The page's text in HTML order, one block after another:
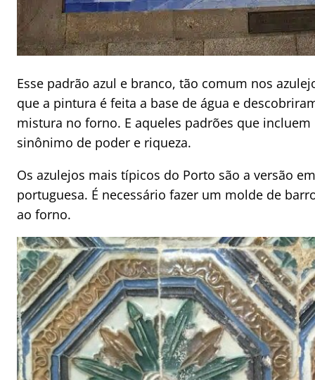
Esse padrão azul e branco, tão comum nos
que a pintura é feita a base de água e
mistura no forno. E aqueles padrões que
sinônimo de poder e riqueza.
Os azulejos mais típicos do Porto são a versão
portuguesa. É necessário fazer um molde de
ao forno.